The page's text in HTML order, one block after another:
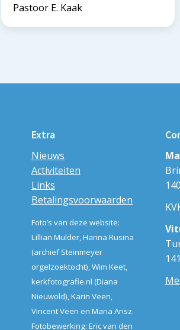
Pastoor E. Kaak
Extra
Nieuws
Activiteiten
Links
Betalingsvoorwaarden
Foto’s van deze website:
Lillian Mulder, Hanna Rusina
(archief Steinmeyer
orgelzoektocht), Wim Keet,
kerkfotografie.nl (Diana
Nieuwold), Karin Veen,
Vincent Veen en Maria Arisz.
Fotobewerking: Eric van den